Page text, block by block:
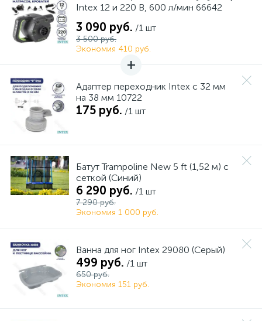
Intex 12 и 220 В, 600 л/мин 66642
3 090 руб. /1 шт
3 500 руб.
Экономия 410 руб.
Адаптер переходник Intex с 32 мм
на 38 мм 10722
175 руб. /1 шт
Батут Trampoline New 5 ft (1,52 м) с
сеткой (Синий)
6 290 руб. /1 шт
7 290 руб.
Экономия 1 000 руб.
Ванна для ног Intex 29080 (Серый)
499 руб. /1 шт
650 руб.
Экономия 151 руб.